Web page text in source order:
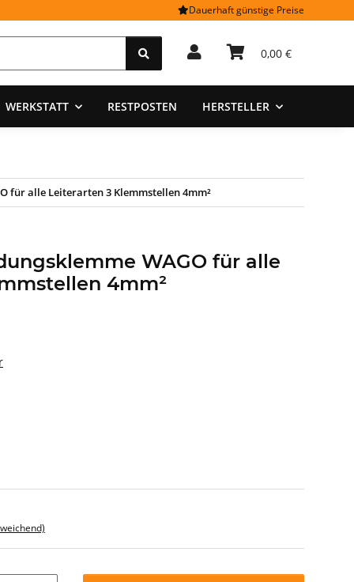
Dauerhaft günstige Preise
0,00 €
WERKSTATT RESTPOSTEN HERSTELLER
für alle Leiterarten 3 Klemmstellen 4mm²
WAGO für alle
4mm²